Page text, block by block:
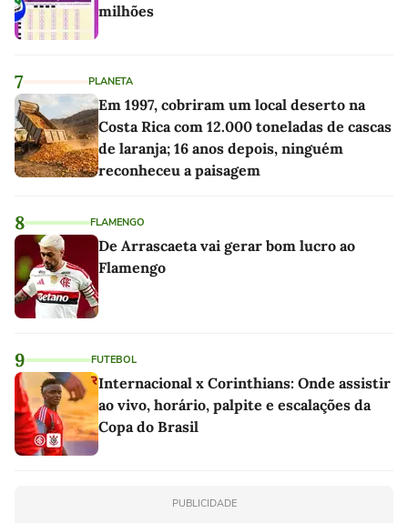
milhões
7 PLANETA
Em 1997, cobriram um local deserto na
Costa Rica com 12.000 toneladas de cascas
de laranja; 16 anos depois, ninguém
reconheceu a paisagem
8 FLAMENGO
De Arrascaeta vai gerar bom lucro ao
Flamengo
9 FUTEBOL
Internacional x Corinthians: Onde assistir
ao vivo, horário, palpite e escalações da
Copa do Brasil
PUBLICIDADE